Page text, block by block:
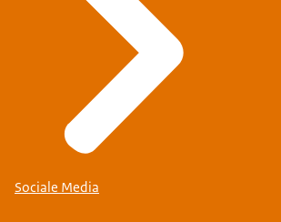
Sociale Media